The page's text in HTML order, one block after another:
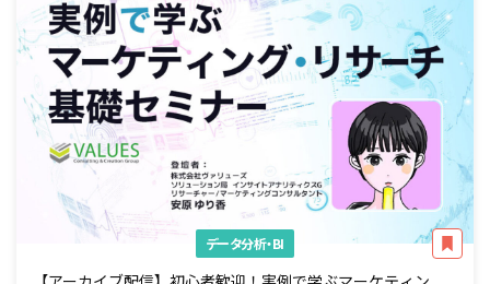
データ分析・BI